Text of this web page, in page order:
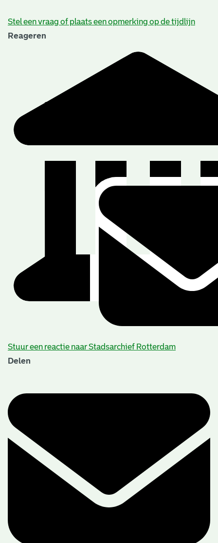
Stel een vraag of plaats een opmerking op de tijdlijn
Reageren
Stuur een reactie naar Stadsarchief Rotterdam
Delen